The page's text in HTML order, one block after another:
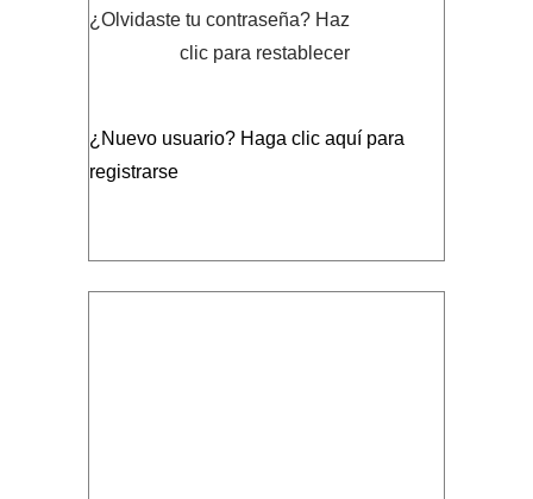
¿Olvidaste tu contraseña? Haz
clic para restablecer
¿Nuevo usuario? Haga clic aquí para
registrarse